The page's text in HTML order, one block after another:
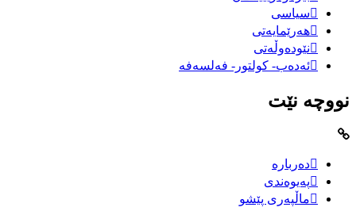
سیاسى
هەرێمایەتی
نێودەوڵەتی
ئەدەب- کولتور- فەلسەفە
نووچە نێت
دەربارە
پەیوەندی
ماڵپەری پێشو